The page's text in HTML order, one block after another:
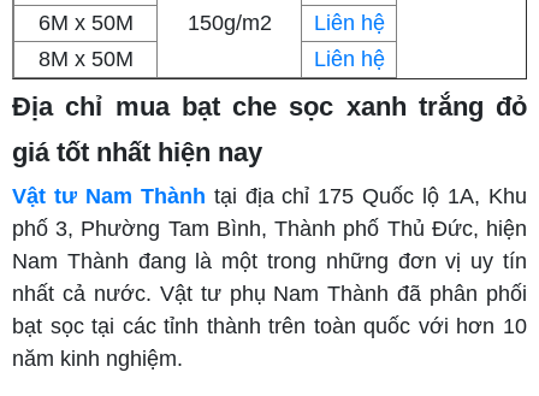
150g/m2
6M x 50M
Liên hệ
8M x 50M
Liên hệ
Địa chỉ mua bạt che sọc xanh trắng đỏ
giá tốt nhất hiện nay
Vật tư Nam Thành tại địa chỉ 175 Quốc lộ 1A, Khu
phố 3, Phường Tam Bình, Thành phố Thủ Đức, hiện
Nam Thành đang là một trong những đơn vị uy tín
nhất cả nước. Vật tư phụ Nam Thành đã phân phối
bạt sọc tại các tỉnh thành trên toàn quốc với hơn 10
năm kinh nghiệm.